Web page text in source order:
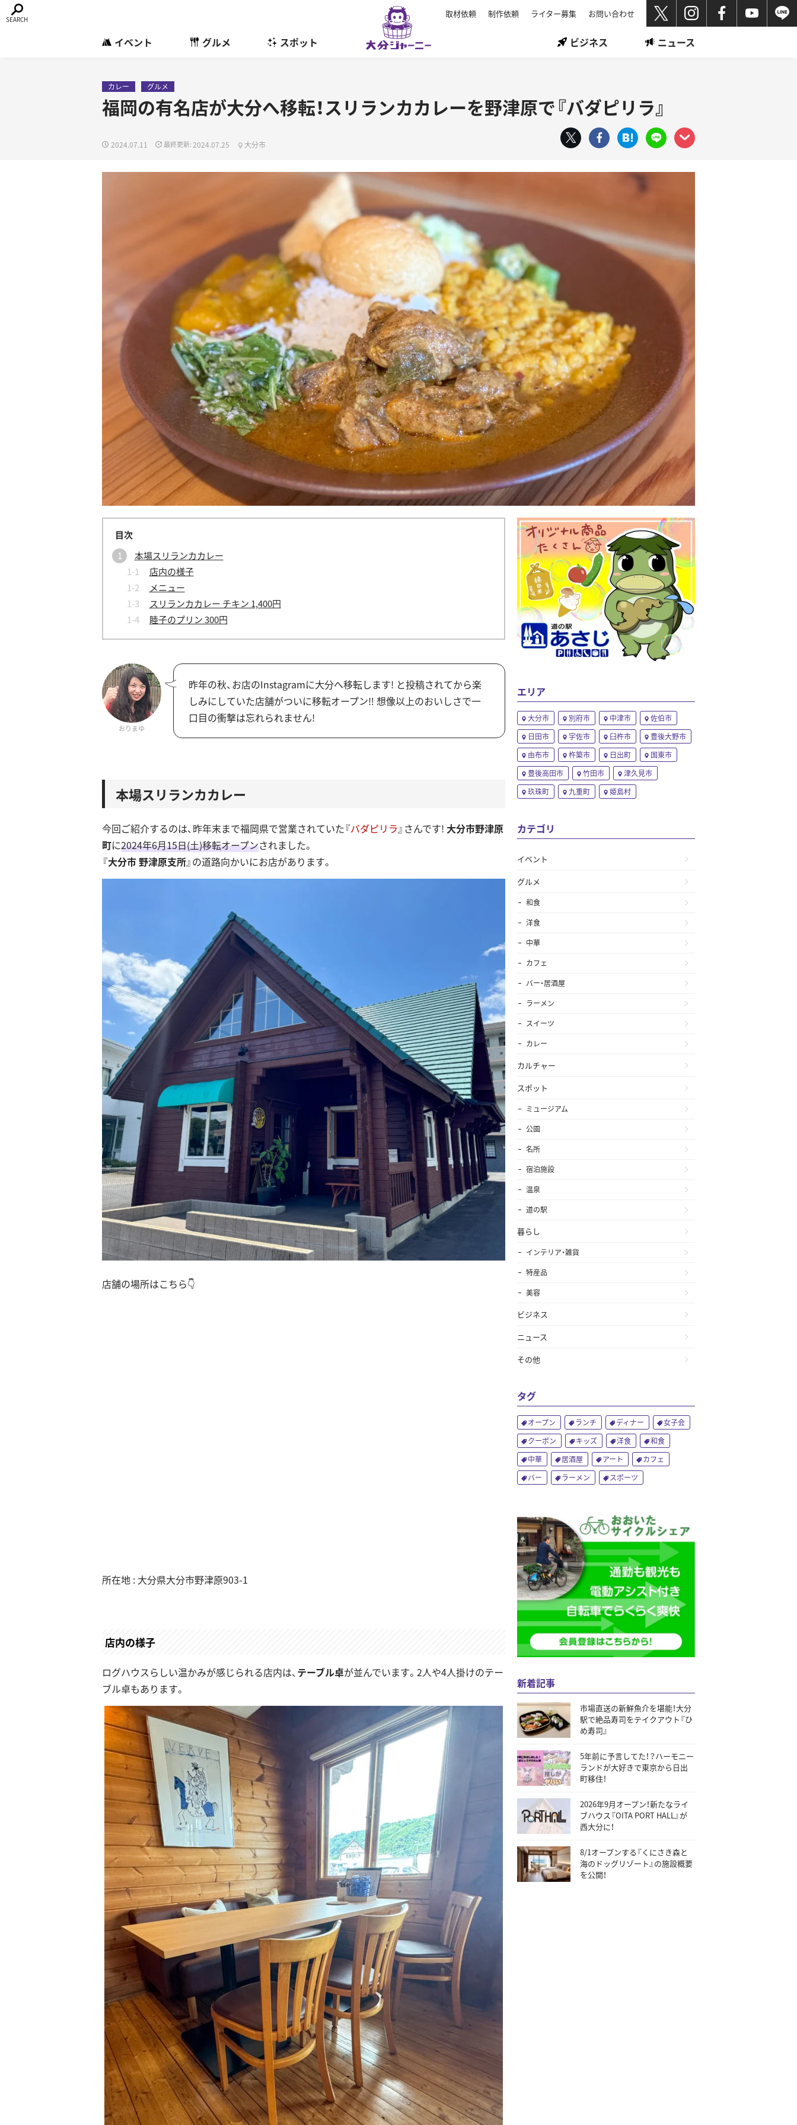
取材依頼 制作依頼 ライター募集 お問い合わせ
イベント グルメ スポット 暮らし ビジネス ニュース
カレー グルメ
福岡の有名店が大分へ移転！スリランカカレーを野津原で『バダピリラ』
2024.07.11 2024.07.25 大分市
本場スリランカカレー
店内の様子
メニュー
スリランカカレー チキン 1,400円
睦子のプリン 300円
おりまゆ
昨年の秋、お店のInstagramに大分へ移転します! と投稿されてから楽
しみにしていた店舗がついに移転オープン‼ 想像以上のおいしさで一
口目の衝撃は忘れられません!
本場スリランカカレー
今回ご紹介するのは、昨年末まで福岡県で営業されていた『バダピリラ 』さんです! 大分市野津原
町に2024年6月15日(土)移転オープンされました。
『大分市 野津原支所』の道路向かいにお店があります。
店舗の場所はこちら👇
所在地 : 大分県大分市野津原903-1
店内の様子
ログハウスらしい温かみが感じられる店内は、 テーブル卓が並んでいます。2人や4人掛けのテー
ブル卓もあります。
エリア
大分市 別府市 中津市
佐伯市
日田市
宇佐市 臼杵市
豊後大野市
由布市
杵築市 日出町
国東市
豊後高田市
竹田市
津久見市
玖珠町
九重町 姫島村
カテゴリ
イベント
グルメ
和食
洋食
中華
カフェ
バー・居酒屋
ラーメン
スイーツ
カレー
カルチャー
スポット
ミュージアム
公園
名所
宿泊施設
温泉
道の駅
暮らし
インテリア・雑貨
特産品
美容
ビジネス
ニュース
その他
タグ
オープン ランチ ディナー
女子会
クーポン
キッズ 洋食
和食
中華
居酒屋 アート
カフェ
バー
ラーメン スポーツ
新着記事
市場直送の新鮮魚介を堪能！大分
駅で絶品寿司をテイクアウト『ひ
め寿司』
5年前に予言してた！？ハーモニー
ランドが大好きで東京から日出
町移住！
2026年9月オープン！新たなライ
ブハウス『OITA PORT HALL』が
西大分に！
8/1オープンする『くにさき森と
海のドッグリゾート』の施設概要
を公開！